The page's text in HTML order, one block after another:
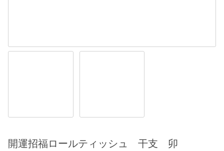
開運招福ロールティッシュ 干支 卯